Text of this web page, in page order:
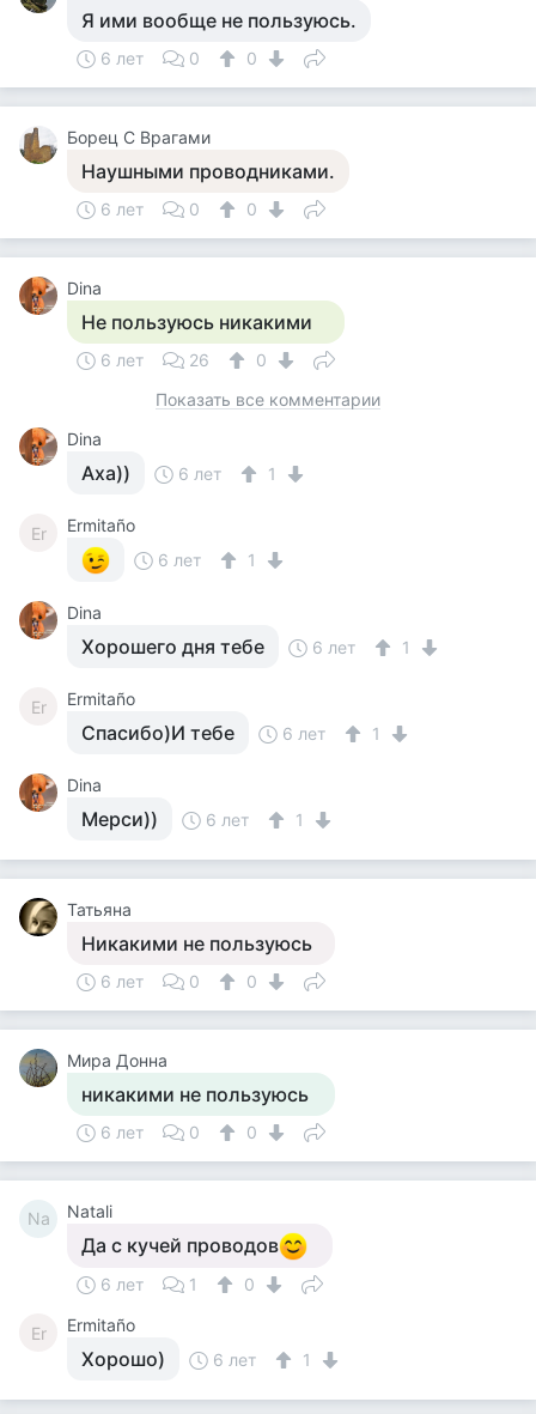
Я ими вообще не пользуюсь.
6 лет 0 0
Борец С Врагами
Наушными проводниками.
6 лет 0 0
Dina
Не пользуюсь никакими
6 лет 26
0
Показать все комментарии
Dina
Аха)) 6 лет 1
Er
Ermitaño
6 лет
1
Dina
Хорошего дня тебе 6 лет 1
Er Ermitaño
Спасибо)И тебе 6 лет 1
Dina
Мерси)) 6 лет 1
Татьяна
Никакими не пользуюсь
6 лет 0 0
Мира Донна
никакими не пользуюсь
6 лет 0 0
Na Natali
Да с кучей проводов
6 лет 1 0
Er Ermitaño
Хорошо) 6 лет 1